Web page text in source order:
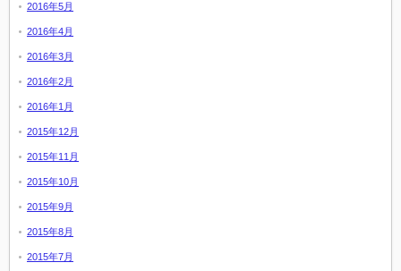
2016年5月
2016年4月
2016年3月
2016年2月
2016年1月
2015年12月
2015年11月
2015年10月
2015年9月
2015年8月
2015年7月